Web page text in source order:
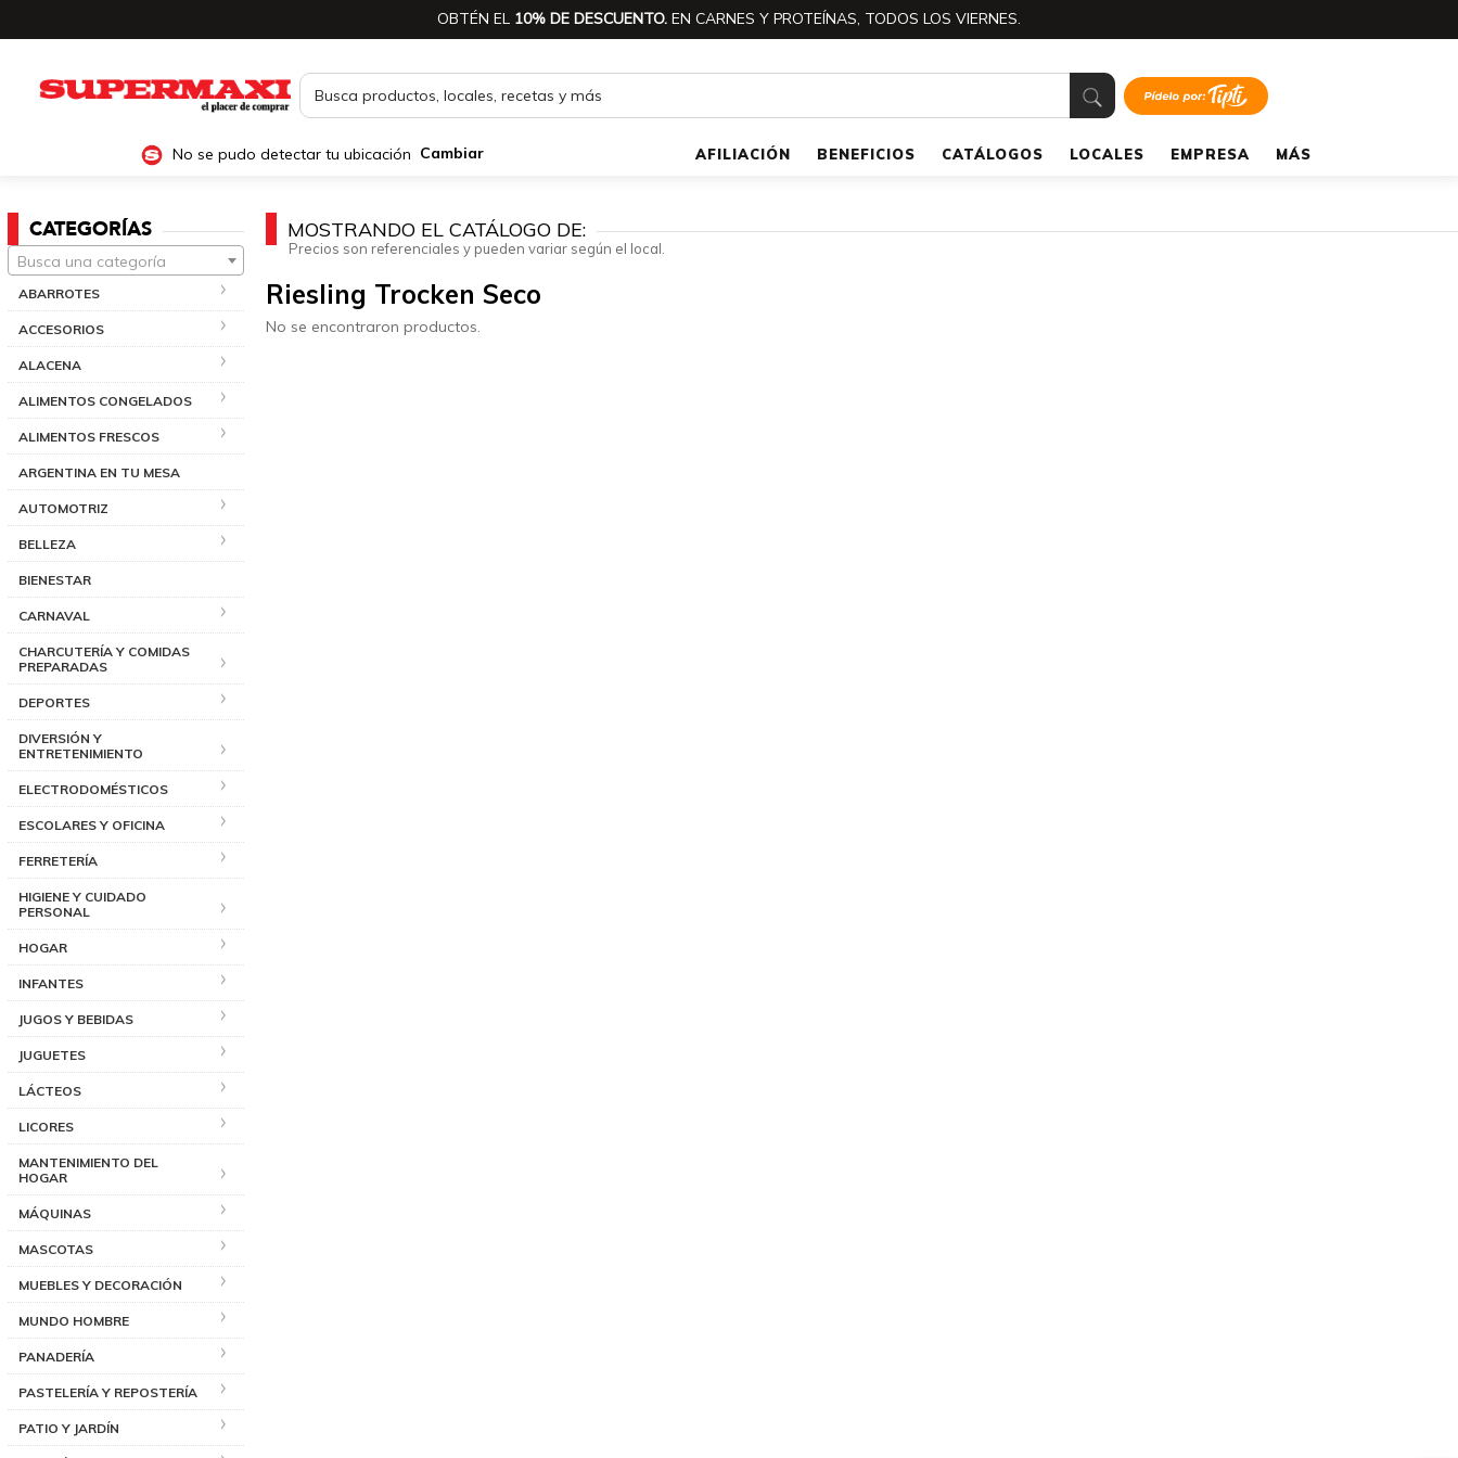
OBTÉN EL 10% DE DESCUENTO. EN CARNES Y PROTEÍNAS, TODOS LOS VIERNES.
No se pudo detectar tu ubicación Cambiar AFILIACIÓN BENEFICIOS CATÁLOGOS LOCALES EMPRESA MÁS
CATEGORÍAS
Busca una categoría
ABARROTES
ACCESORIOS
ALACENA
ALIMENTOS CONGELADOS
ALIMENTOS FRESCOS
ARGENTINA EN TU MESA
AUTOMOTRIZ
BELLEZA
BIENESTAR
CARNAVAL
CHARCUTERÍA Y COMIDAS
PREPARADAS
DEPORTES
DIVERSIÓN Y
ENTRETENIMIENTO
ELECTRODOMÉSTICOS
ESCOLARES Y OFICINA
FERRETERÍA
HIGIENE Y CUIDADO
PERSONAL
HOGAR
INFANTES
JUGOS Y BEBIDAS
JUGUETES
LÁCTEOS
LICORES
MANTENIMIENTO DEL
HOGAR
MÁQUINAS
MASCOTAS
MUEBLES Y DECORACIÓN
MUNDO HOMBRE
PANADERÍA
PASTELERÍA Y REPOSTERÍA
PATIO Y JARDÍN
MOSTRANDO EL CATÁLOGO DE:
Precios son referenciales y pueden variar según el local.
Riesling Trocken Seco
No se encontraron productos.